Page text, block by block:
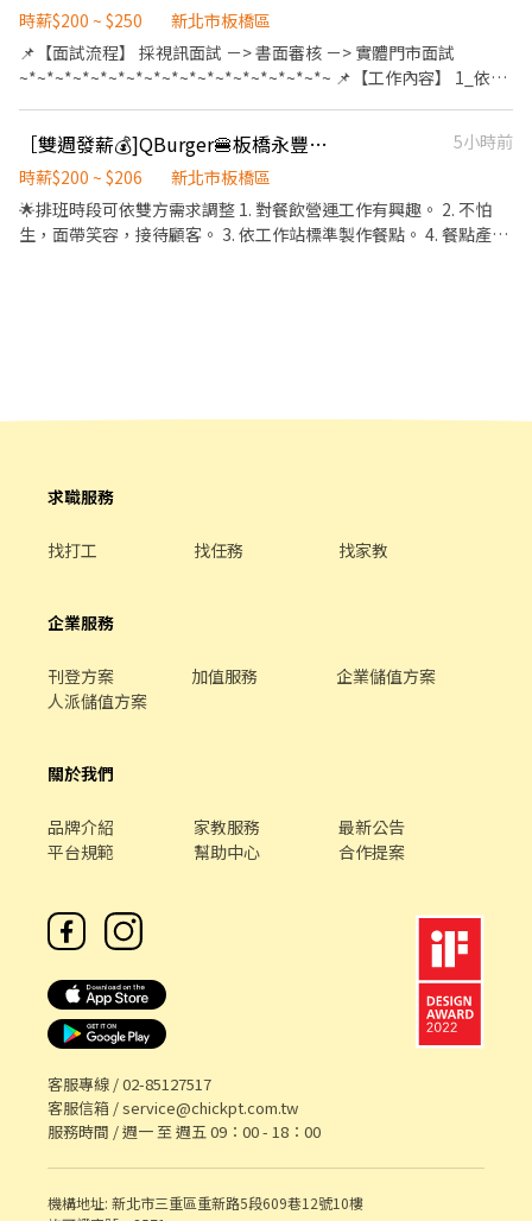
(缺早、晚、假日早、假日晚) ☀️板橋光武 - 智取店 板橋區光武街36
巷2號1樓(缺晚) ☀️板橋長江 - 智取店 板橋區長江路二段159號1樓
(缺晚) ☀️板橋信義 - 智取店 板橋區信義路150巷10號1樓(缺早、
93巷31號1樓(缺早、晚) ☀️板橋滿平 - 智取店 板橋區滿平街75號1樓
(缺早、晚、夜、假日早、假日晚) ☀️板橋樂群 - 智取店 板橋區樂群
區仁愛路二段628號1樓(缺早、晚、假日早) ☀️林口晴空 - 智取店 林
口區文化三路一段39巷110號1樓(缺早、晚、假日早、假日晚) ☀️新
日早、假日晚) ☀️新淡水鄧學 - 智取店 淡水區水源街一段146號和
取店 新店區安康路二段161號1樓(缺早、晚、夜、全天) ☀️新店安祥
晚) ☀️新店清潭 - 智取店 新店區北宜路二段201號1樓(缺早、晚、假
晚、假日早、假日晚) ☀️新莊中港二 - 智取店 新莊區中港一街126號
60號1樓(缺早、晚、假日早、假日晚) ☀️新莊安國 - 智取店 新莊區頭
前路38號1樓(缺早、午) ☀️新莊榮華 - 智取店 新莊區榮華路一段58
53號1樓(缺夜) ☀️萬里瑪鋉 - 智取店 萬里區瑪鋉路41號1、2樓(缺
假日晚) ☀️蘆洲長安二 - 智取店 蘆洲區長安街44號1樓(缺晚、假日
早、假日晚) ✔️八里中山店 八里區中山路二段306號1樓(缺早、晚、
1樓(缺早、晚) ✔️土城立仁店 土城區立仁街6號1樓(缺早、晚) ✔️土城
明德店 土城區明德路一段309號1樓(缺早、晚) ✔️土城學府店 土城區
(缺晚) ✔️中和宜安店 中和區宜安路149號1樓(缺早、晚、假日) ✔️中
和捷運店 中和區捷運路18號1樓(缺早、晚、假日) ✔️五股西雲店 五
股區西雲路70號1樓(缺早、晚、月) ✔️永和永平店 永和區仁愛路308
午、晚、假日) ✔️汐止明峰店 汐止區明峰街15號1樓(缺早、午、
晚、假日) ✔️汐止青山店 汐止區青山路29號(缺早、午、晚、假日) ✔️
汐止新昌店 汐止區新昌路12號1樓(缺晚、假日) ✔️汐止樟樹二店 汐
止區樟樹一路141巷3號1樓(缺早、午、晚、假日) ✔️板橋大觀店 板
橋區大觀路二段173號1樓(缺晚) ✔️板橋文聖店 板橋區文聖街173號1
5_按照流程完成開餐、收檯與餐期準備工作。 6_協助主管執行其他
營運支援事項。 ~*~*~*~*~*~*~*~*~*~*~*~*~*~*~*~*~*~ 📌【排
班】 早、晚班輪班 ~*~*~*~*~*~*~*~*~*~*~*~*~*~*~*~*~*~ 📌
繳交體檢證明（自費）
時薪$200 ~ $250
新北市板橋區
📌【面試流程】 採視訊面試 －> 書面審核 －> 實體門市面試
~*~*~*~*~*~*~*~*~*~*~*~*~*~*~*~*~*~ 📌【工作內容】 1_依標
整潔與專業形象。 4_回應客人需求並回報突發狀況或客訴給主管。
5_按照流程完成開餐、收檯與餐期準備工作。 6_協助主管執行其他
營運支援事項。 ~*~*~*~*~*~*~*~*~*~*~*~*~*~*~*~*~*~ 📌【排
班】 早、晚班輪班 ~*~*~*~*~*~*~*~*~*~*~*~*~*~*~*~*~*~ 📌
［雙週發薪💰]QBurger🍔板橋永豐店 徵平假日長期佳
5小時前
時薪$200 ~ $206
新北市板橋區
🌟排班時段可依雙方需求調整 1. 對餐飲營運工作有興趣。 2. 不怕
生，面帶笑容，接待顧客。 3. 依工作站標準製作餐點。 4. 餐點產品
求職服務
找打工 找任務 找家教
企業服務
刊登方案 加值服務
企業儲值方案
人派儲值方案
關於我們
品牌介紹 家教服務
最新公告
平台規範
幫助中心 合作提案
客服專線 /02-85127517
客服信箱 /service@chickpt.com.tw
服務時間 / 週一 至 週五 09：00 - 18：00
機構地址: 新北市三重區重新路5段609巷12號10樓